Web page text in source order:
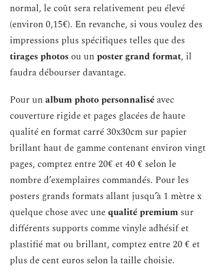
normal, le coût sera relativement peu élevé
(environ 0,15€). En revanche, si vous voulez des
impressions plus spécifiques telles que des
tirages photos ou unposter grand format, il
faudra débourser davantage.
Pour unalbum photo personnalisé avec
couverture rigide et pages glacées de haute
qualité en format carré 30x30cm sur papier
brillant haut de gamme contenant environ vingt
pages, comptez entre 20€ et 40 € selon le
nombre d’exemplaires commandés. Pour les
posters grands formats allant jusqu’à 1 mètre x
quelque chose avec unequalité premium sur
différents supports comme vinyle adhésif et
plastifié mat ou brillant, comptez entre 20 € et
plus de cent euros selon la taille choisie.